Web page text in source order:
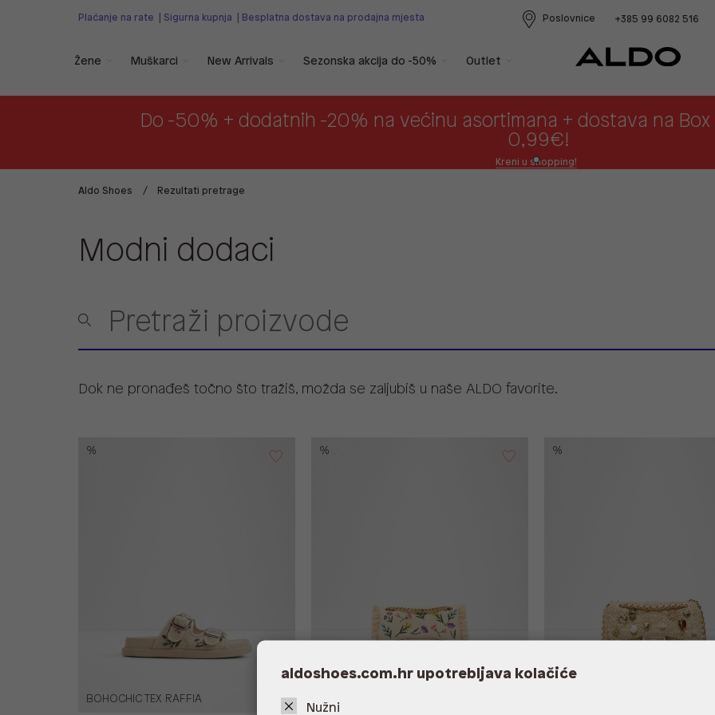
Plaćanje na rate Sigurna kupnja Besplatna dostava na prodajna mjesta Poslovnice +385 99 6082 516
Žene Muškarci New Arrivals Sezonska akcija do -50% Outlet
Do -50% + dodatnih -20% na većinu asortimana + dostava na
0,99€!
Kreni u shopping!
Aldo Shoes Rezultati pretrage
Modni dodaci
Dok ne pronađeš točno što tražiš, možda se zaljubiš u naše ALDO favorite.
BOHOCHIC TEX RAFFIA
%
THALIANA TEX MIX MAT
% %
aldoshoes.com.hr upotrebljava kolačiće
Nužni